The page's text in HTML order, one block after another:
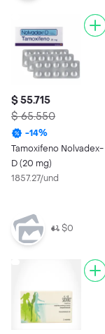
$ 55.715
$ 65.550
-14%
Tamoxifeno Nolvadex-
D (20 mg)
1857.27/und
$0